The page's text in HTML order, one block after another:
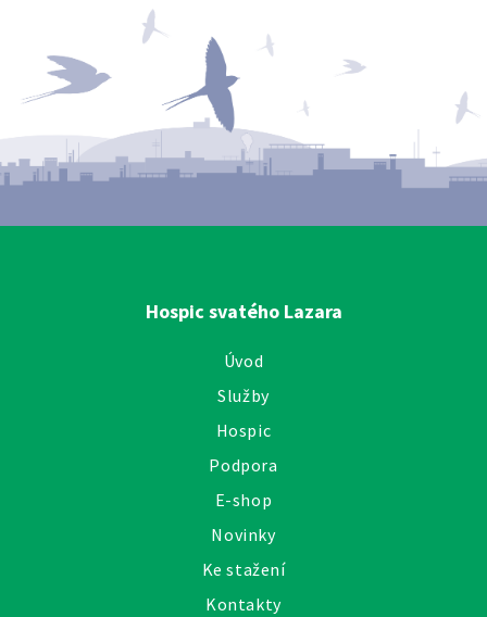
Hospic svatého Lazara
Úvod
Služby
Hospic
Podpora
E-shop
Novinky
Ke stažení
Kontakty